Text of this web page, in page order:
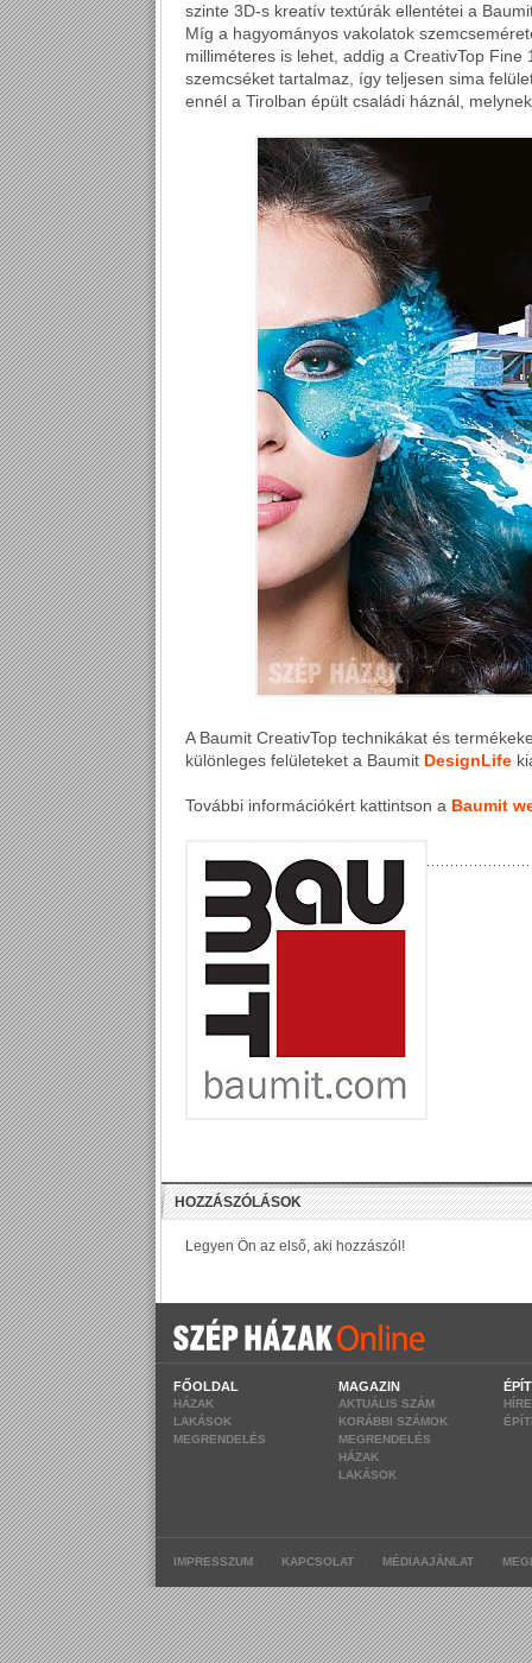
szinte 3D-s kreatív textúrák ellentétei a
Míg a hagyományos vakolatok
milliméteres is lehet, addig a CreativTop
szemcséket tartalmaz, így teljesen sima
ennél a Tirolban épült családi háznál,
A Baumit CreativTop technikákat és
különleges felületeket a Baumit DesignLife
További információkért kattintson a Baumit
FŐOLDAL
HÁZAK
LAKÁSOK
MEGRENDELÉS
MAGAZIN
AKTUÁLIS SZÁM
KORÁBBI SZÁMOK
MEGRENDELÉS
HÁZAK
LAKÁSOK
IMPRESSZUM KAPCSOLAT MÉDIAAJÁNLAT